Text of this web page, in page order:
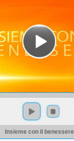
Insieme con il benessere